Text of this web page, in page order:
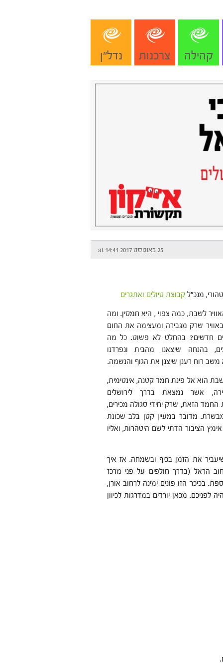
קהילה צרכנות נדל"ן
25 באוגוסט 2017 at 14:41
מנכ"ל קבוצת טיולים ואתגרים
לשבת, כמה צפוי , היא חמסין. ומה
שרק מגבירה ומעצימה את החום
חדשים? בהחלט לא פשוט. כל מה
בהנחה שיצאנו מהבית ונפרדנו
משב רוח רענן שיצנן את הגוף והנשמה.
הוא אל פינת חמד קטנה, אינטימית,
אשר נמצאת בדרך לירושלים
החמד הזאת, שרק יחידי סגולה מכירים,
מדובר במעיין קטן בלב שכונת
אימץ הציבור הדתי לשם היטהרות, ואליו
את הזמן בכיף ובשמחה. אז איך
רחוב הראל (בדרך חולפים על פני מרכז
בכיכר הזו פונים ימינה לרחוב אורן,
לפניכם. מכאן יורדים במדרגות לכיוון